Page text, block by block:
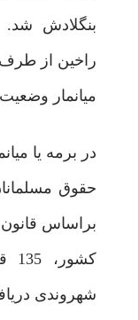
بنگلادش شد.
راخین از
میانمار
در برمه یا
حقوق
براساس قانون 1982 حقوق شهروندی این
شهروندی دریافت کردند